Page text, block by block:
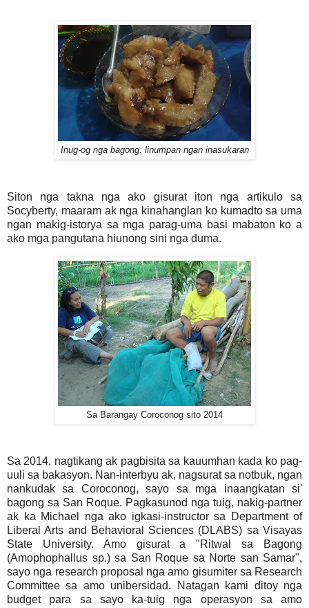
Inug-og nga bagong: linumpan ngan inasukaran
Siton nga takna nga ako gisurat iton nga artikulo sa
Socyberty, maaram ak nga kinahanglan ko kumadto sa uma
ngan makig-istorya sa mga parag-uma basi mabaton ko a
ako mga pangutana hiunong sini nga duma.
Sa Barangay Coroconog sito 2014
Sa 2014, nagtikang ak pagbisita sa kauumhan kada ko pag-
uuli sa bakasyon. Nan-interbyu ak, nagsurat sa notbuk, ngan
nankudak sa Coroconog, sayo sa mga inaangkatan si'
bagong sa San Roque. Pagkasunod nga tuig, nakig-partner
ak ka Michael nga ako igkasi-instructor sa Department of
Liberal Arts and Behavioral Sciences (DLABS) sa Visayas
State University. Amo gisurat a "Ritwal sa Bagong
(Amophophallus sp.) sa San Roque sa Norte san Samar",
sayo nga research proposal nga amo gisumiter sa Research
Committee sa amo unibersidad. Natagan kami ditoy nga
budget para sa sayo ka-tuig nga operasyon sa amo